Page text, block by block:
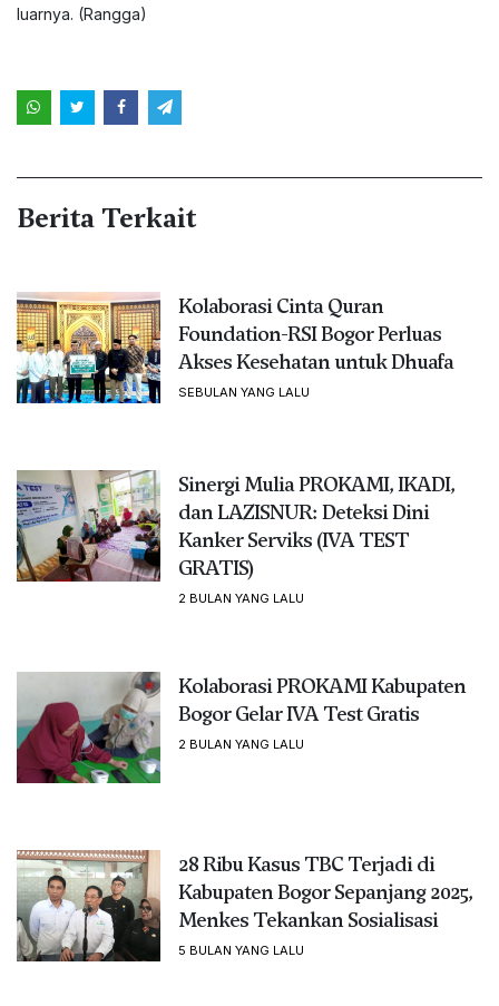
luarnya. (Rangga)
Berita Terkait
Kolaborasi Cinta Quran
Foundation-RSI Bogor Perluas
Akses Kesehatan untuk Dhuafa
SEBULAN YANG LALU
Sinergi Mulia PROKAMI, IKADI,
dan LAZISNUR: Deteksi Dini
Kanker Serviks (IVA TEST
GRATIS)
2 BULAN YANG LALU
Kolaborasi PROKAMI Kabupaten
Bogor Gelar IVA Test Gratis
2 BULAN YANG LALU
28 Ribu Kasus TBC Terjadi di
Kabupaten Bogor Sepanjang 2025,
Menkes Tekankan Sosialisasi
5 BULAN YANG LALU